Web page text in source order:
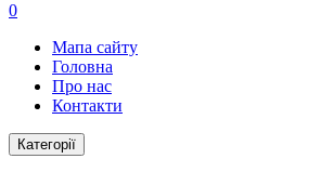
0
Мапа сайту
Головна
Про нас
Контакти
Категорії